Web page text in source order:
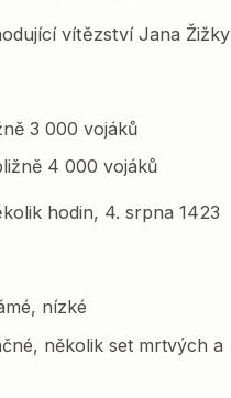
vítězství Jana Žižky
3 000 vojáků
4 000 vojáků
hodin, 4. srpna 1423
nízké
několik set mrtvých a